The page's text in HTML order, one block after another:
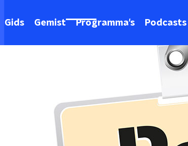
Gids Gemist Programma's Podcasts